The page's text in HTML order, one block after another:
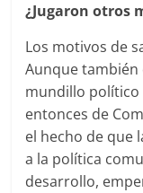
¿Jugaron otros
Los motivos de
Aunque
mundillo político
entonces de
el hecho de que
a la política
desarrollo,